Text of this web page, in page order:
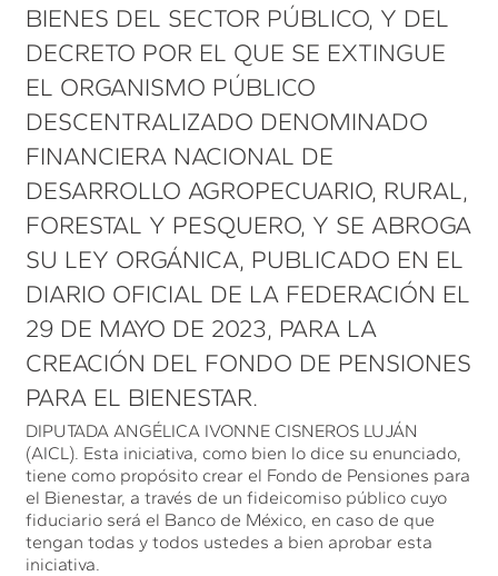
BIENES DEL SECTOR PÚBLICO, Y DEL
DECRETO POR EL QUE SE EXTINGUE
EL ORGANISMO PÚBLICO
DESCENTRALIZADO DENOMINADO
FINANCIERA NACIONAL DE
DESARROLLO AGROPECUARIO, RURAL,
FORESTAL Y PESQUERO, Y SE ABROGA
SU LEY ORGÁNICA, PUBLICADO EN EL
DIARIO OFICIAL DE LA FEDERACIÓN EL
29 DE MAYO DE 2023, PARA LA
CREACIÓN DEL FONDO DE PENSIONES
PARA EL BIENESTAR.
DIPUTADA ANGÉLICA IVONNE CISNEROS LUJÁN
(AICL). Esta iniciativa, como bien lo dice su enunciado,
tiene como propósito crear el Fondo de Pensiones para
el Bienestar, a través de un fideicomiso público cuyo
fiduciario será el Banco de México, en caso de que
tengan todas y todos ustedes a bien aprobar esta
iniciativa.